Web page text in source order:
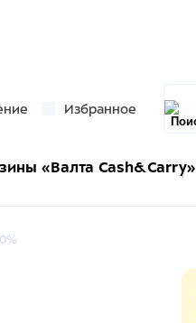
Избранное
«Валта Cash&Carry»